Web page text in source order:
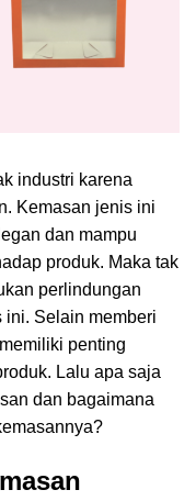
industri karena
Kemasan jenis ini
dan mampu
produk. Maka tak
perlindungan
ini. Selain memberi
penting
Lalu apa saja
dan bagaimana